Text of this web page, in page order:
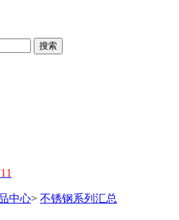
搜索
中心> 不锈钢系列汇总